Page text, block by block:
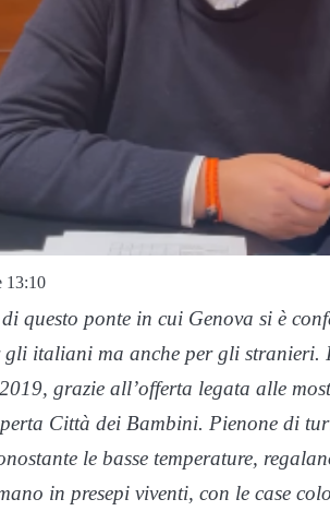
13:10
questo ponte in cui Genova si è
italiani ma anche per gli
grazie all’offerta legata alle
Città dei Bambini. Pienone di
le basse temperature,
in presepi viventi, con le case